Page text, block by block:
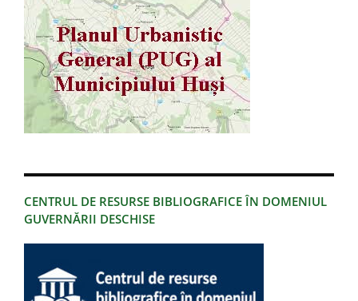
CENTRUL DE RESURSE BIBLIOGRAFICE ÎN DOMENIUL
GUVERNĂRII DESCHISE